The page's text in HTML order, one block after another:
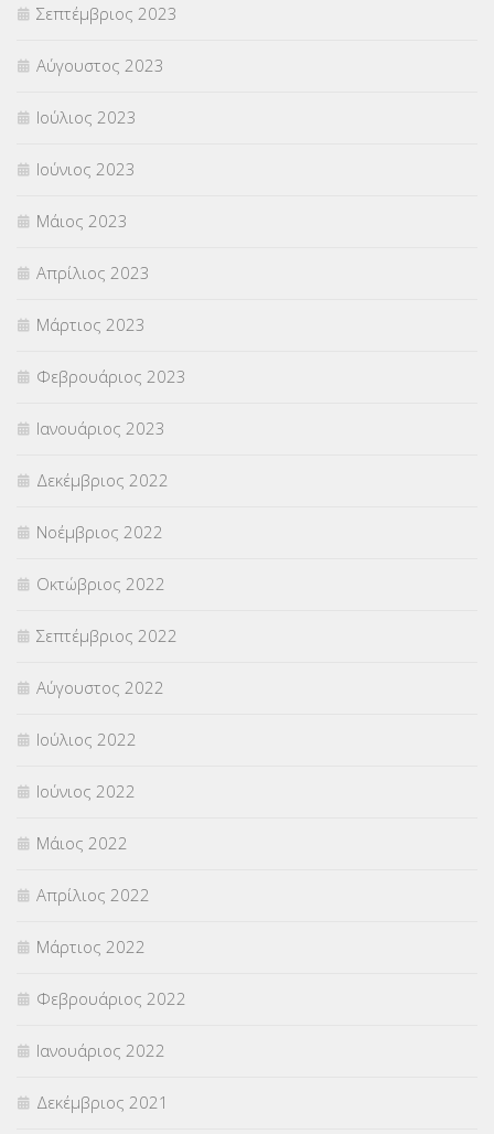
Σεπτέμβριος 2023
Αύγουστος 2023
Ιούλιος 2023
Ιούνιος 2023
Μάιος 2023
Απρίλιος 2023
Μάρτιος 2023
Φεβρουάριος 2023
Ιανουάριος 2023
Δεκέμβριος 2022
Νοέμβριος 2022
Οκτώβριος 2022
Σεπτέμβριος 2022
Αύγουστος 2022
Ιούλιος 2022
Ιούνιος 2022
Μάιος 2022
Απρίλιος 2022
Μάρτιος 2022
Φεβρουάριος 2022
Ιανουάριος 2022
Δεκέμβριος 2021